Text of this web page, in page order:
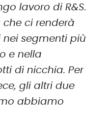
lavoro di R&S.
ci renderà
segmenti più
e nella
di nicchia. Per
gli altri due
abbiamo